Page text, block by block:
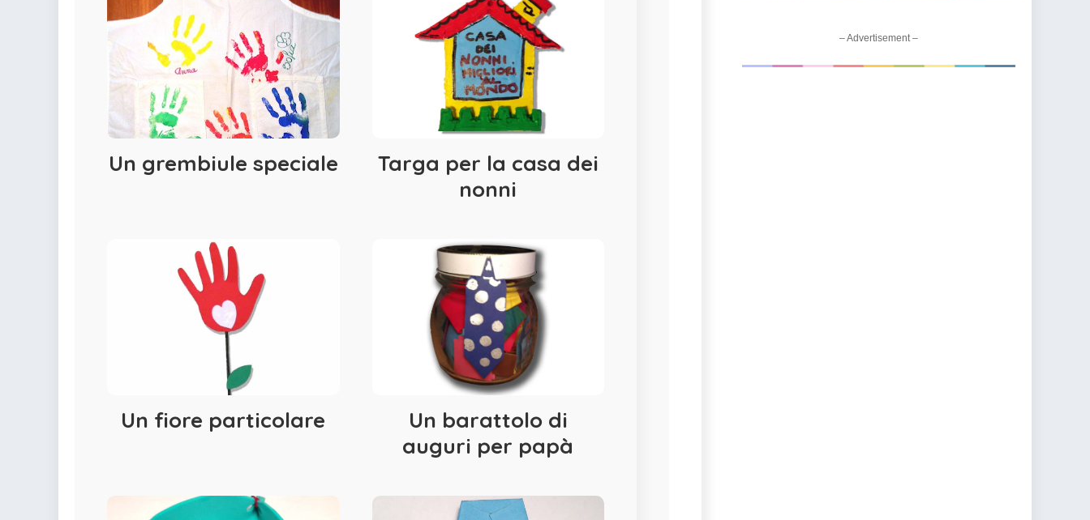
Un grembiule speciale
Targa per la casa dei
nonni
Un fiore particolare
Un barattolo di
auguri per papà
– Advertisement –